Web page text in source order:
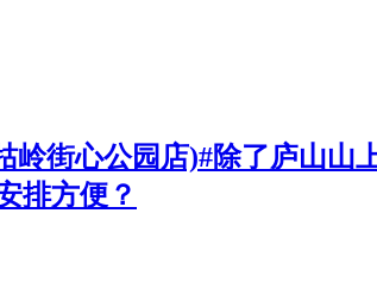
岭街心公园店)#除了庐山
排方便？